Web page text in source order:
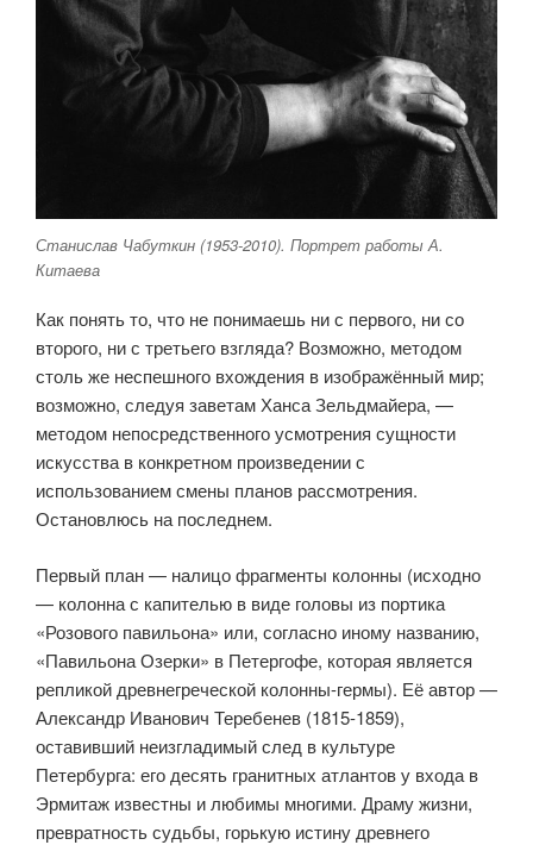
Станислав Чабуткин (1953-2010). Портрет работы А.
Китаева
Как понять то, что не понимаешь ни с первого, ни со
второго, ни с тре­тьего взгляда? Возможно, методом
столь же неспешного вхождения в изо­бражённый мир;
возможно, следуя заветам Ханса Зельдмайера, —
методом непосредственного усмотрения сущности
искусства в конкретном про­изведении с
использованием смены планов рассмотрения.
Остановлюсь на последнем.
Первый план — налицо фрагменты колонны (исходно
— колонна с капителью в виде головы из портика
«Розового павильона» или, согласно иному названию,
«Павильона Озерки» в Петергофе, которая является
репликой древнегреческой колонны-гермы). Её автор —
Александр Ива­нович Теребенев (1815-1859),
оставивший неизгладимый след в культуре
Петербурга: его десять гранитных атлантов у входа в
Эрмитаж известны и любимы многими. Драму жизни,
превратность судьбы, горькую истину древнего